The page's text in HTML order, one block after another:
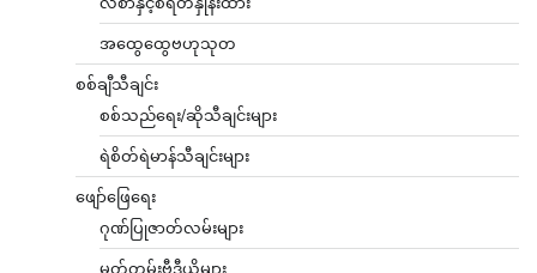
အထွေထွေဗဟုသုတ
စစ်ချီသီချင်း
စစ်သည်ရေး/ဆိုသီချင်းများ
ရဲစိတ်ရဲမာန်သီချင်းများ
ဖျော်ဖြေရေး
ဂုဏ်ပြုဇာတ်လမ်းများ
မှတ်တမ်းဗီဒီယိုများ